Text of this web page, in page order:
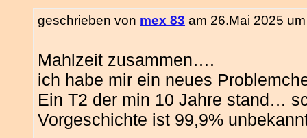
geschrieben von mex 83 am 26.Mai 2025
Mahlzeit zusammen….
ich habe mir ein neues
Ein T2 der min 10 Jahre stand…
Vorgeschichte ist 99,9%